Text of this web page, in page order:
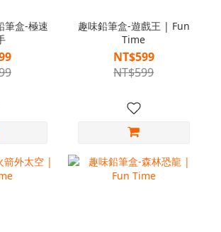
筆盒-極速
趣味鉛筆盒-遊戲王 | Fun
Time
NT$599
NT$599